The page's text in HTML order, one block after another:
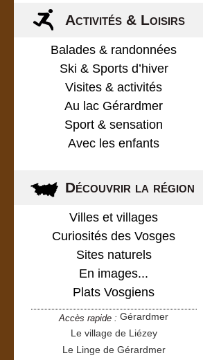
Activités & Loisirs
Balades & randonnées
Ski & Sports d’hiver
Visites & activités
Au lac Gérardmer
Sport & sensation
Avec les enfants
Découvrir la région
Villes et villages
Curiosités des Vosges
Sites naturels
En images...
Plats Vosgiens
Accès rapide : Gérardmer
Le village de Liézey
Le Linge de Gérardmer